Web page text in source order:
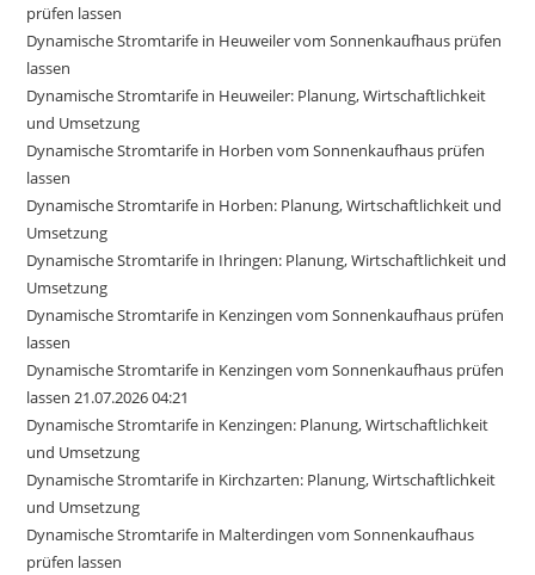
prüfen lassen
Dynamische Stromtarife in Heuweiler vom Sonnenkaufhaus prüfen
lassen
Dynamische Stromtarife in Heuweiler: Planung, Wirtschaftlichkeit
und Umsetzung
Dynamische Stromtarife in Horben vom Sonnenkaufhaus prüfen
lassen
Dynamische Stromtarife in Horben: Planung, Wirtschaftlichkeit und
Umsetzung
Dynamische Stromtarife in Ihringen: Planung, Wirtschaftlichkeit und
Umsetzung
Dynamische Stromtarife in Kenzingen vom Sonnenkaufhaus prüfen
lassen
Dynamische Stromtarife in Kenzingen vom Sonnenkaufhaus prüfen
lassen 21.07.2026 04:21
Dynamische Stromtarife in Kenzingen: Planung, Wirtschaftlichkeit
und Umsetzung
Dynamische Stromtarife in Kirchzarten: Planung, Wirtschaftlichkeit
und Umsetzung
Dynamische Stromtarife in Malterdingen vom Sonnenkaufhaus
prüfen lassen